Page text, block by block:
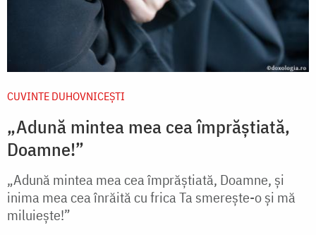
CUVINTE DUHOVNICEȘTI
„Adună mintea mea cea împrăștiată,
Doamne!”
„Adună mintea mea cea împrăștiată, Doamne, și
inima mea cea înrăită cu frica Ta smerește-o și mă
miluiește!”